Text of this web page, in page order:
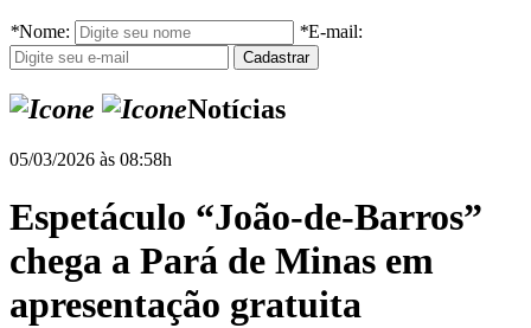
*Nome: *E-mail:
Notícias
05/03/2026 às 08:58h
Espetáculo “João-de-Barros”
chega a Pará de Minas em
apresentação gratuita